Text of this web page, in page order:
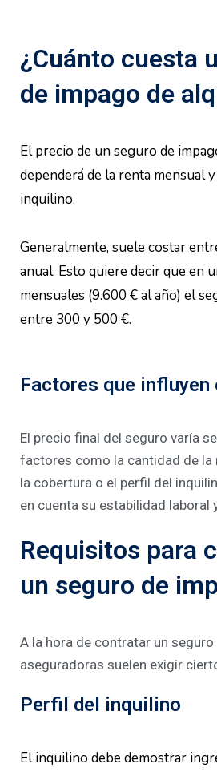
¿Cuánto cuesta
de impago de
El precio de un seguro de
dependerá de la renta mensual
inquilino.
Generalmente, suele costar
anual. Esto quiere decir que en
mensuales (9.600 € al año) el
entre 300 y 500 €.
Factores que influyen
El precio final del seguro varía
factores como la cantidad de la
la cobertura o el perfil del
en cuenta su estabilidad laboral
Requisitos para
un seguro de
A la hora de contratar un
aseguradoras suelen exigir
Perfil del inquilino
El inquilino debe demostrar